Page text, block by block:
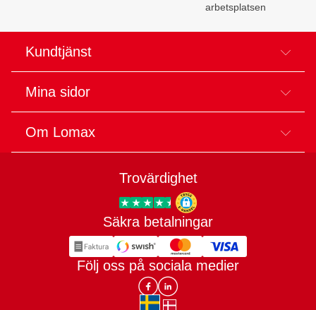
arbetsplatsen
Kundtjänst
Mina sidor
Om Lomax
Trovärdighet
Trygg E-handel
Säkra betalningar
Följ oss på sociala medier
Lomax DK Facebook
Lomax SE LinkIn
sv-SEda-DK